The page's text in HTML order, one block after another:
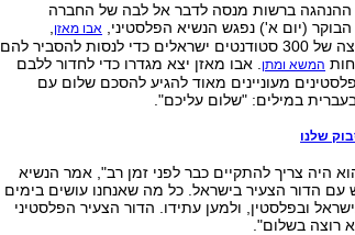
ההנהגה ברשות מנסה לדבר אל לבה של החברה
(יום א') נפגש הנשיא הפלסטיני, אבו מאזן,
במוקטעה ברמאללה עם קבוצה של 300 סטודנטים ישראלים כדי לנסות להסביר להם
המשא ומתן. אבו מאזן יצא מגדרו כדי לחדור ללבם
מעוניינים מאוד להגיע להסכם שלום עם
במילים: "שלום עליכם".
שלנו
היה צריך להתקיים כבר לפני זמן רב", אמר הנשיא
עם הדור הצעיר בישראל. כל מה שאנחנו עושים בימים
ובפלסטין, ולמען עתידו. הדור הצעיר הפלסטיני
רוצה בשלום".